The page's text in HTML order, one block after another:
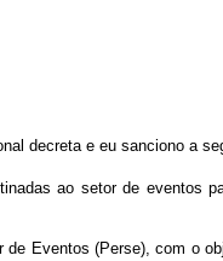
decreta e eu sanciono a
ao setor de eventos
Eventos (Perse), com o